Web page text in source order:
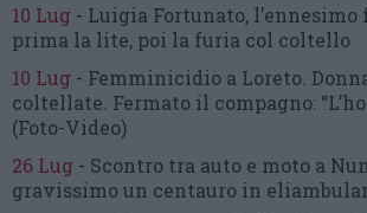
10 Lug - Luigia Fortunato,
prima la lite, poi la furia col coltello
10 Lug - Femminicidio a Loreto.
coltellate. Fermato il compagno:
(Foto-Video)
26 Lug - Scontro tra auto e moto a
gravissimo un centauro in